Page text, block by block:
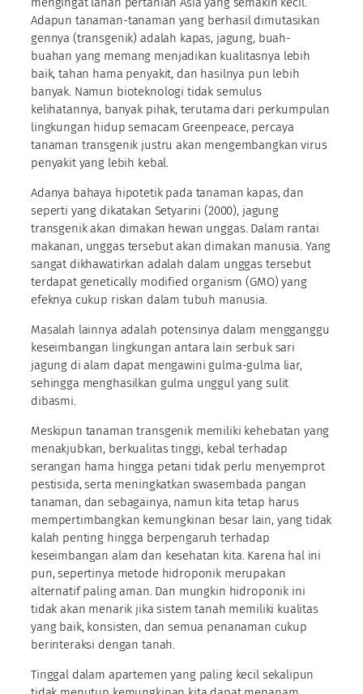
Adapun tanaman-tanaman yang berhasil dimutasikan
gennya (transgenik) adalah kapas, jagung, buah-
buahan yang memang menjadikan kualitasnya lebih
baik, tahan hama penyakit, dan hasilnya pun lebih
banyak. Namun bioteknologi tidak semulus
kelihatannya, banyak pihak, terutama dari perkumpulan
lingkungan hidup semacam Greenpeace, percaya
tanaman transgenik justru akan mengembangkan virus
penyakit yang lebih kebal.
Adanya bahaya hipotetik pada tanaman kapas, dan
seperti yang dikatakan Setyarini (2000), jagung
transgenik akan dimakan hewan unggas. Dalam rantai
makanan, unggas tersebut akan dimakan manusia. Yang
sangat dikhawatirkan adalah dalam unggas tersebut
terdapat genetically modified organism (GMO) yang
efeknya cukup riskan dalam tubuh manusia.
Masalah lainnya adalah potensinya dalam mengganggu
keseimbangan lingkungan antara lain serbuk sari
jagung di alam dapat mengawini gulma-gulma liar,
sehingga menghasilkan gulma unggul yang sulit
dibasmi.
Meskipun tanaman transgenik memiliki kehebatan yang
menakjubkan, berkualitas tinggi, kebal terhadap
serangan hama hingga petani tidak perlu menyemprot
pestisida, serta meningkatkan swasembada pangan
tanaman, dan sebagainya, namun kita tetap harus
mempertimbangkan kemungkinan besar lain, yang tidak
kalah penting hingga berpengaruh terhadap
keseimbangan alam dan kesehatan kita. Karena hal ini
pun, sepertinya metode hidroponik merupakan
alternatif paling aman. Dan mungkin hidroponik ini
tidak akan menarik jika sistem tanah memiliki kualitas
yang baik, konsisten, dan semua penanaman cukup
berinteraksi dengan tanah.
Tinggal dalam apartemen yang paling kecil sekalipun